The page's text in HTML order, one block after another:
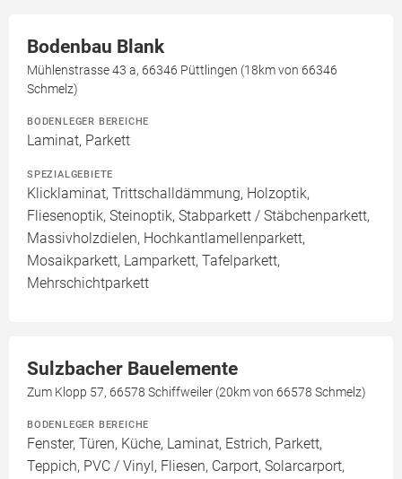
Bodenbau Blank
Mühlenstrasse 43 a, 66346 Püttlingen (18km von 66346
Schmelz)
BODENLEGER BEREICHE
Laminat, Parkett
SPEZIALGEBIETE
Klicklaminat, Trittschalldämmung, Holzoptik,
Fliesenoptik, Steinoptik, Stabparkett / Stäbchenparkett,
Massivholzdielen, Hochkantlamellenparkett,
Mosaikparkett, Lamparkett, Tafelparkett,
Mehrschichtparkett
Sulzbacher Bauelemente
Zum Klopp 57, 66578 Schiffweiler (20km von 66578 Schmelz)
BODENLEGER BEREICHE
Fenster, Türen, Küche, Laminat, Estrich, Parkett,
Teppich, PVC / Vinyl, Fliesen, Carport, Solarcarport,